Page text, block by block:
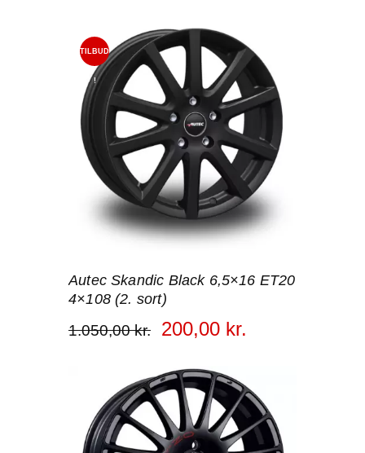
TILBUD
!
Autec Skandic Black 6,5×16 ET20
4×108 (2. sort)
1.050,00 kr. 200,00 kr.